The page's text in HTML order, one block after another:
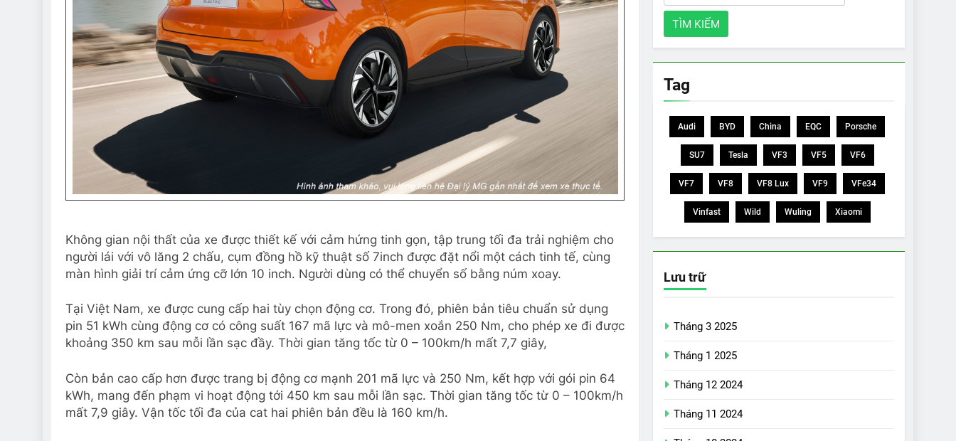
Không gian nội thất của xe được thiết kế với cảm hứng tinh gọn, tập trung tối đa trải nghiệm cho
người lái với vô lăng 2 chấu, cụm đồng hồ kỹ thuật số 7inch được đặt nổi một cách tinh tế, cùng
màn hình giải trí cảm ứng cỡ lớn 10 inch. Người dùng có thể chuyển số bằng núm xoay.
Tại Việt Nam, xe được cung cấp hai tùy chọn động cơ. Trong đó, phiên bản tiêu chuẩn sử dụng
pin 51 kWh cùng động cơ có công suất 167 mã lực và mô-men xoắn 250 Nm, cho phép xe đi được
khoảng 350 km sau mỗi lần sạc đầy. Thời gian tăng tốc từ 0 – 100km/h mất 7,7 giây,
Còn bản cao cấp hơn được trang bị động cơ mạnh 201 mã lực và 250 Nm, kết hợp với gói pin 64
kWh, mang đến phạm vi hoạt động tới 450 km sau mỗi lần sạc. Thời gian tăng tốc từ 0 – 100km/h
mất 7,9 giây. Vận tốc tối đa của cat hai phiên bản đều là 160 km/h.
kiếm
cho:
Tag
Audi BYD China EQC Porsche
SU7 Tesla VF3 VF5 VF6
VF7 VF8 VF8 Lux VF9 VFe34
Vinfast Wild Wuling Xiaomi
Lưu trữ
Tháng 3 2025
Tháng 1 2025
Tháng 12 2024
Tháng 11 2024